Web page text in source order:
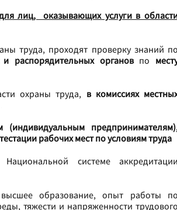
лиц, оказывающих услуги в
труда, проходят проверку знаний по
распорядительных органовпо
охраны труда, в комиссиях
рабочих мест по условиям труда
системе аккредитации
образование, опыт работы по
тяжести и напряженности трудового